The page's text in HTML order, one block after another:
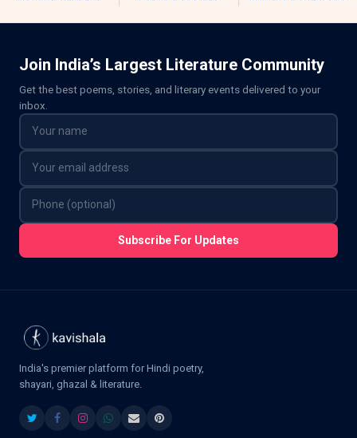
Join India’s Largest Literature Community
Get the best poems, stories, and literary events delivered to your
inbox.
Subscribe For Updates
India's premier platform for Hindi poetry,
shayari, ghazal & literature.